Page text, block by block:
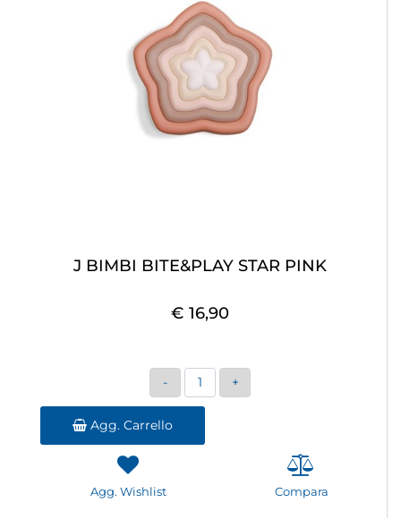
J BIMBI BITE&PLAY STAR PINK
€ 16,90
Quantità
Agg. Carrello
Agg. Wishlist Compara